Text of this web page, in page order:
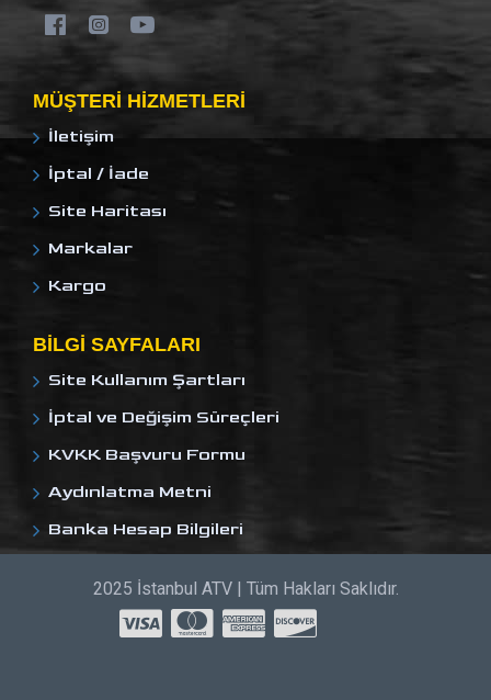
MÜŞTERI HIZMETLERI
İletişim
İptal / İade
Site Haritası
Markalar
Kargo
BILGI SAYFALARI
Site Kullanım Şartları
İptal ve Değişim Süreçleri
KVKK Başvuru Formu
Aydınlatma Metni
Banka Hesap Bilgileri
2025 İstanbul ATV | Tüm Hakları Saklıdır.